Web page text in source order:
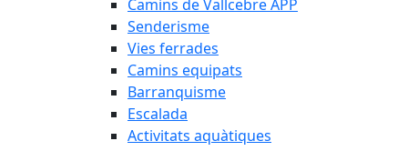
Camins de Vallcebre APP
Senderisme
Vies ferrades
Camins equipats
Barranquisme
Escalada
Activitats aquàtiques